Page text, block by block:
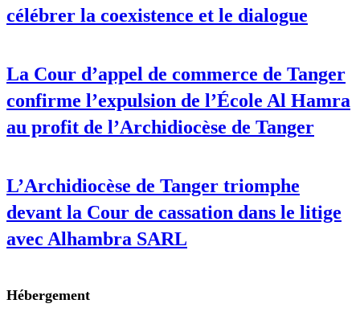
célébrer la coexistence et le dialogue
La Cour d’appel de commerce de Tanger
confirme l’expulsion de l’École Al Hamra
au profit de l’Archidiocèse de Tanger
L’Archidiocèse de Tanger triomphe
devant la Cour de cassation dans le litige
avec Alhambra SARL
Hébergement